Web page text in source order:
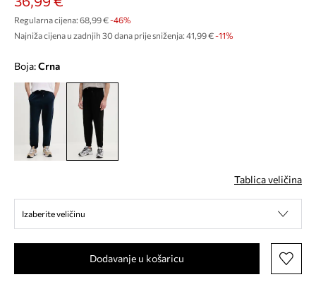
Regularna cijena: 68,99 €-46%
Najniža cijena u zadnjih 30 dana prije sniženja: 41,99 € -11%
Boja: crna
Tablica veličina
Izaberite veličinu
Dodavanje u košaricu